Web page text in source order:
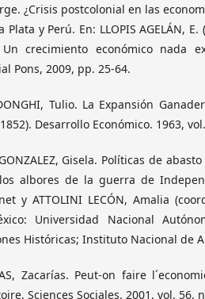
¿Crisis postcolonial en las
Plata y Perú. En: LLOPIS AGELÁN,
Un crecimiento económico nada
Pons, 2009, pp. 25-64.
Tulio. La Expansión
Desarrollo Económico. 1963,
Gisela. Políticas de
albores de la guerra de
y ATTOLINI LECÓN, Amalia
Universidad Nacional
Históricas; Instituto Nacional de
Zacarías. Peut-on faire
Sciences Sociales. 2001, vol. 56,